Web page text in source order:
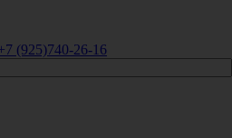
(925)740-26-16